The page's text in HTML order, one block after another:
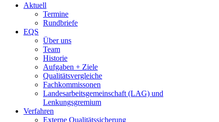
Aktuell
Termine
Rundbriefe
EQS
Über uns
Team
Historie
Aufgaben + Ziele
Qualitätsvergleiche
Fachkommissonen
Landesarbeitsgemeinschaft (LAG) und
Lenkungsgremium
Verfahren
Externe Qualitätssicherung